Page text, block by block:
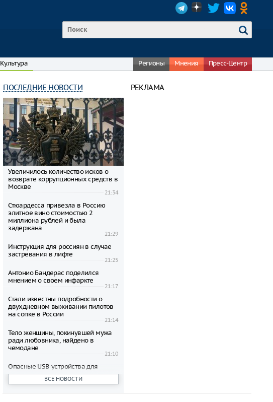
Культура Регионы Мнения Пресс-Центр
ПОСЛЕДНИЕ НОВОСТИ
Увеличилось количество исков о
возврате коррупционных средств в
Москве
21:34
Стюардесса привезла в Россию
элитное вино стоимостью 2
миллиона рублей и была
задержана
21:29
Инструкция для россиян в случае
застревания в лифте
21:25
Антонио Бандерас поделился
мнением о своем инфаркте
21:17
Стали известны подробности о
двухдневном выживании пилотов
на сопке в России
21:14
Тело женщины, покинувшей мужа
ради любовника, найдено в
чемодане
21:10
Опасные USB-устройства для
вашего компьютера
Мужчина пропал в Катуни после
ВСЕ НОВОСТИ
РЕКЛАМА